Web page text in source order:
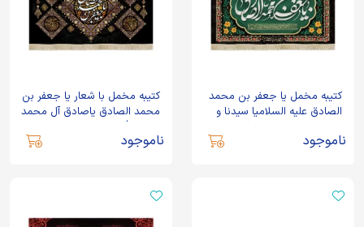
کتیبه مخمل یا جعفر بن محمد
الصادق علیه السلامیا سیدنا و
ناموجود
کتیبه مخمل با شعار یا جعفر بن
محمد الصادق یاصادق آل محمد
ناموجود